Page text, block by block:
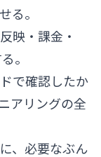
る。
映・課金・
。
で確認したか
アリングの全
、必要なぶん